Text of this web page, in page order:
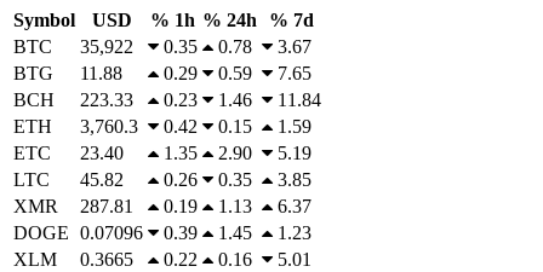
Symbol USD % 1h % 24h
% 7d
BTC
35,922 0.35 0.78
3.67
BTG
11.88 0.29 0.59
7.65
BCH
223.33 0.23 1.46
11.84
ETH
3,760.3 0.42 0.15
1.59
ETC
23.40 1.35 2.90
5.19
LTC
45.82 0.26 0.35
3.85
XMR
287.81 0.19 1.13
6.37
DOGE 0.07096 0.39 1.45
1.23
XLM
0.3665 0.22 0.16
5.01